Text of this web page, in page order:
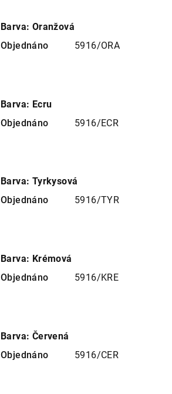
Barva: Oranžová
Objednáno
5916/ORA
Barva: Ecru
Objednáno
5916/ECR
Barva: Tyrkysová
Objednáno
5916/TYR
Barva: Krémová
Objednáno
5916/KRE
Barva: Červená
Objednáno
5916/CER